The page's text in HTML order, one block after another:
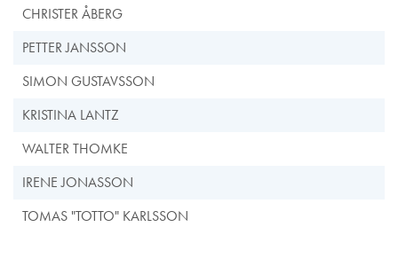
CHRISTER ÅBERG
PETTER JANSSON
SIMON GUSTAVSSON
KRISTINA LANTZ
WALTER THOMKE
IRENE JONASSON
TOMAS "TOTTO" KARLSSON